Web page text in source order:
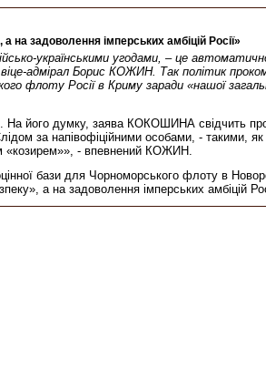
задоволення імперських амбіцій Росії»
українськими угодами, – це
віце-адмірал Борис КОЖИН. Так політик
Росії в Криму заради «нашої
На його думку, заява КОКОШИНА свідчить
за напівофіційними особами, -
«козирем»», - впевнений КОЖИН.
бази для Чорноморського флоту в
а на задоволення імперських амбіцій